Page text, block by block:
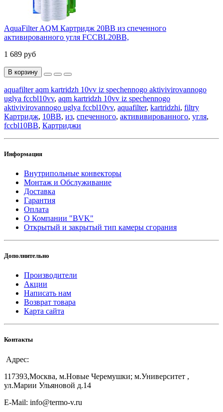
AquaFilter AQM Картридж 20ВВ из спеченного
активированного угля FCCBL20ВВ,
1 689 руб
В корзину
aquafilter aqm kartridzh 10vv iz spechennogo aktivivirovannogo
uglya fccbl10vv, aqm kartridzh 10vv iz spechennogo
aktivivirovannogo uglya fccbl10vv, aquafilter, kartridzhi, filtry
Картридж, 10ВВ, из, спеченного, актививированного, угля,
fccbl10ВВ, Картриджи
Информация
Внутрипольные конвекторы
Монтаж и Обслуживание
Доставка
Гарантия
Оплата
О Компании "BVK"
Открытый и закрытый тип камеры сгорания
Дополнительно
Производители
Акции
Написать нам
Возврат товара
Карта сайта
Контакты
Адрес:
117393,Москва, м.Новые Черемушки; м.Университет ,
ул.Марии Ульяновой д.14
E-Mail: info@termo-v.ru